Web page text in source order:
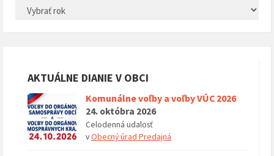
AKTUÁLNE DIANIE V OBCI
Komunálne voľby a voľby VÚC 2026
24. októbra 2026
Celodenná udalosť
vObecný úrad Predajná